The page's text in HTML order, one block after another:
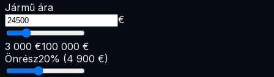
Jármű ára
€
3 000 €100 000 €
Önrész20% (4 900 €)